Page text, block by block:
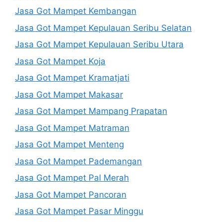
Jasa Got Mampet Kembangan
Jasa Got Mampet Kepulauan Seribu Selatan
Jasa Got Mampet Kepulauan Seribu Utara
Jasa Got Mampet Koja
Jasa Got Mampet Kramatjati
Jasa Got Mampet Makasar
Jasa Got Mampet Mampang Prapatan
Jasa Got Mampet Matraman
Jasa Got Mampet Menteng
Jasa Got Mampet Pademangan
Jasa Got Mampet Pal Merah
Jasa Got Mampet Pancoran
Jasa Got Mampet Pasar Minggu